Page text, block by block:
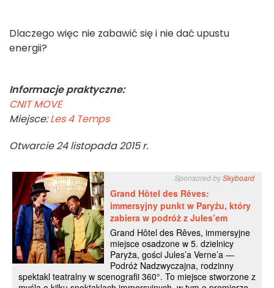
Dlaczego więc nie zabawić się i nie dać upustu
energii?
Informacje praktyczne:
CNIT MOVE
Miejsce:Les 4 Temps
Otwarcie 24 listopada 2015 r.